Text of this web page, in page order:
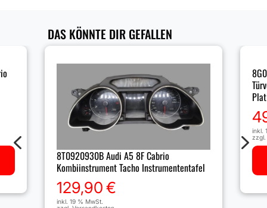
DAS KÖNNTE DIR GEFALLEN
8T0920930B Audi A5 8F Cabrio
Kombiinstrument Tacho Instrumententafel
129,90€
inkl. 19 % MwSt.
inkl.
zzgl.
4 5